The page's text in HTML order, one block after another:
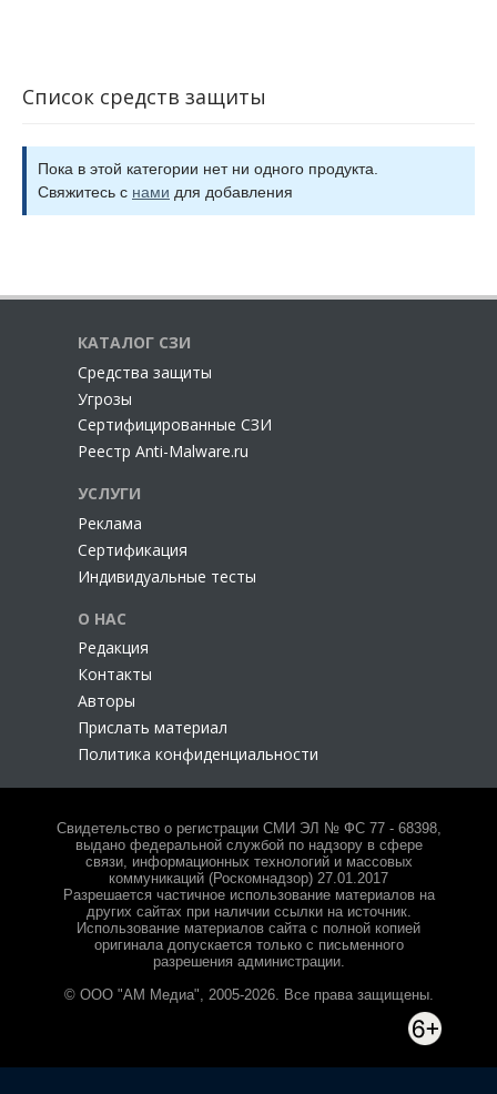
многофакторная аутентификация (MFA);
постоянный мониторинг активности;
микросегментация сети.
инфраструктуру от внутренних и внешних угроз, особенно в
соответствует современным требованиям
кибербезопасности и стандартам вроде NIST SP 800-207.
Список средств защиты
Пока в этой категории нет ни одного продукта.
Свяжитесь с нами для добавления
КАТАЛОГ СЗИ
Cредства защиты
Угрозы
Сертифицированные СЗИ
Реестр Anti-Malware.ru
УСЛУГИ
Реклама
Сертификация
Индивидуальные тесты
О НАС
Редакция
Контакты
Авторы
Прислать материал
Политика конфиденциальности
Свидетельство о регистрации СМИ ЭЛ № ФС 77 - 68398,
выдано федеральной службой по надзору в сфере
связи, информационных технологий и массовых
коммуникаций (Роскомнадзор) 27.01.2017
Разрешается частичное использование материалов на
других сайтах при наличии ссылки на источник.
Использование материалов сайта с полной копией
оригинала допускается только с письменного
разрешения администрации.
© ООО "АМ Медиа", 2005-2026. Все права защищены.